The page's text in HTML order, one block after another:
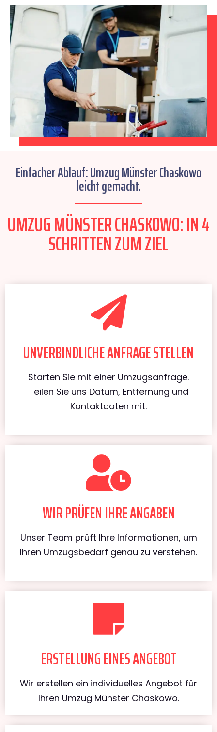
Einfacher Ablauf: Umzug Münster Chaskowo
leicht gemacht.
UMZUG MÜNSTER CHASKOWO: IN 4
SCHRITTEN ZUM ZIEL
UNVERBINDLICHE ANFRAGE STELLEN
Starten Sie mit einer Umzugsanfrage.
Teilen Sie uns Datum, Entfernung und
Kontaktdaten mit.
WIR PRÜFEN IHRE ANGABEN
Unser Team prüft Ihre Informationen, um
Ihren Umzugsbedarf genau zu verstehen.
ERSTELLUNG EINES ANGEBOT
Wir erstellen ein individuelles Angebot für
Ihren Umzug Münster Chaskowo.